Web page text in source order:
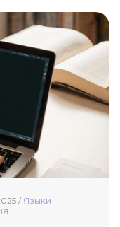
/ Языки